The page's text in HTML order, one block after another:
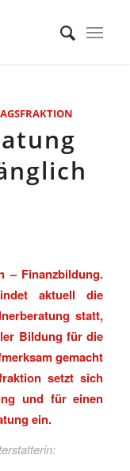
– Finanzbildung.
aktuell die
statt,
Bildung für die
gemacht
setzt sich
und für einen
ein.